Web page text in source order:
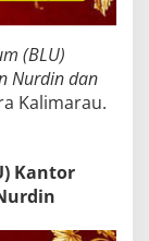
(BLU)
Nurdin dan
Kalimarau.
Kantor